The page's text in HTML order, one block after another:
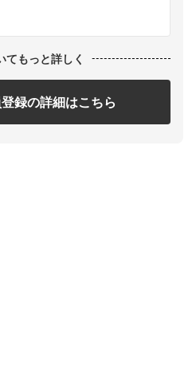
てもっと詳しく
録の詳細はこちら